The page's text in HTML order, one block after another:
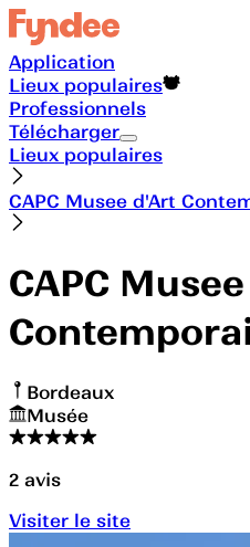
Application
Lieux populaires
Professionnels
Télécharger
Lieux populaires
CAPC Musee d'Art
CAPC
Bordeaux
Musée
2 avis
Visiter le site